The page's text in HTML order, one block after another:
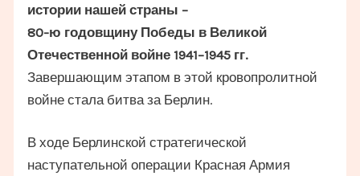
истории нашей страны –
80-ю годовщину Победы в Великой
Отечественной войне 1941–1945 гг.
Завершающим этапом в этой кровопролитной
войне стала битва за Берлин.
В ходе Берлинской стратегической
наступательной операции Красная Армия